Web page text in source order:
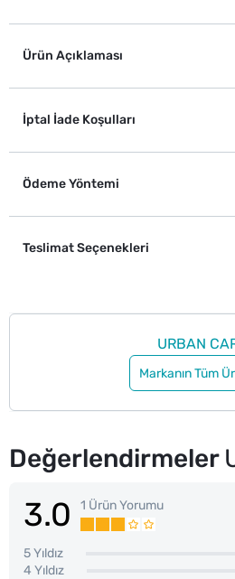
Ürün Açıklaması
İptal İade Koşulları
Ödeme Yöntemi
Teslimat Seçenekleri
URBAN
Markanın Tüm
Değerlendirmeler
3.0 1 Ürün Yorumu
5 Yıldız
4 Yıldız